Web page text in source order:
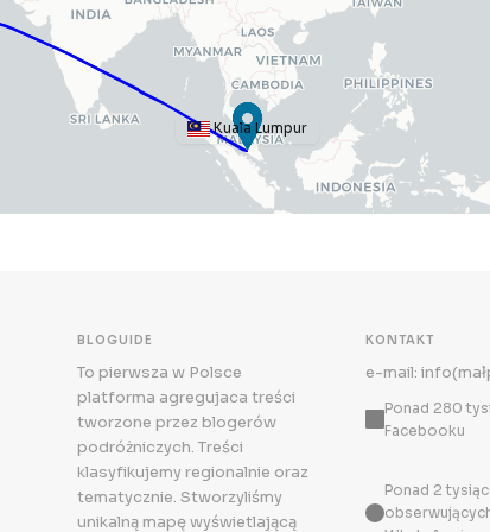
Kuala Lumpur
BLOGUIDE
To pierwsza w Polsce
platforma agregujaca treści
tworzone przez blogerów
podróżniczych. Treści
klasyfikujemy regionalnie oraz
tematycznie. Stworzyliśmy
unikalną mapę wyświetlającą
KONTAKT
e-mail:
Ponad 280
Facebooku
Ponad 2
obserwujących